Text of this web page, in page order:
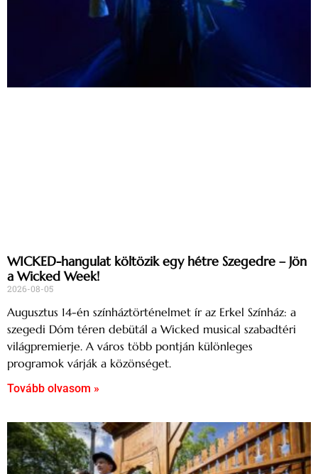
WICKED-hangulat költözik egy hétre Szegedre – Jön
a Wicked Week!
2026-08-05
Augusztus 14-én színháztörténelmet ír az Erkel Színház: a
szegedi Dóm téren debütál a Wicked musical szabadtéri
világpremierje. A város több pontján különleges
programok várják a közönséget.
Tovább olvasom »